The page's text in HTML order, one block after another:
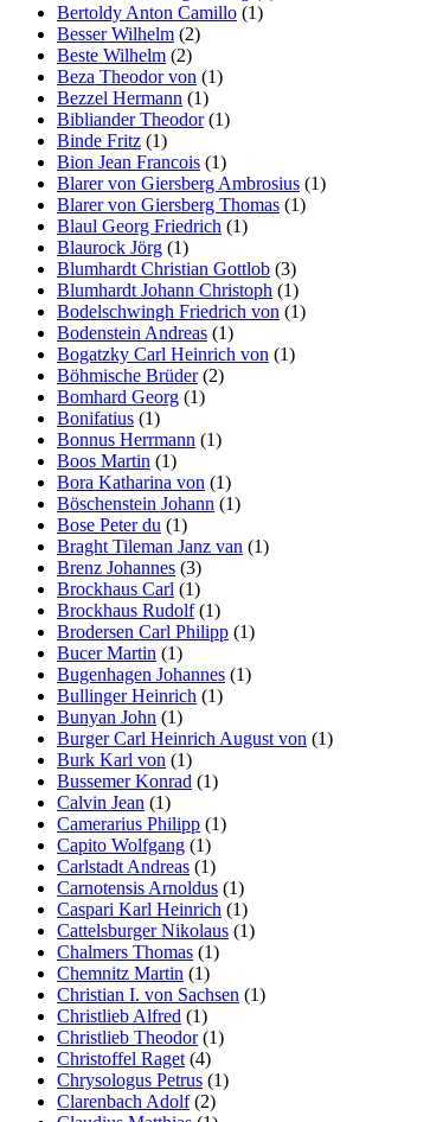
Bertoldy Anton Camillo (1)
Besser Wilhelm (2)
Beste Wilhelm (2)
Beza Theodor von (1)
Bezzel Hermann (1)
Bibliander Theodor(1)
Binde Fritz (1)
Bion Jean Francois (1)
Blarer von Giersberg Ambrosius (1)
Blarer von Giersberg Thomas (1)
Blaul Georg Friedrich (1)
Blaurock Jörg (1)
Blumhardt Christian Gottlob (3)
Blumhardt Johann Christoph (1)
Bodelschwingh Friedrich von (1)
Bodenstein Andreas (1)
Bogatzky Carl Heinrich von (1)
Böhmische Brüder(2)
Bomhard Georg (1)
Bonifatius (1)
Bonnus Herrmann (1)
Boos Martin (1)
Bora Katharina von (1)
Böschenstein Johann (1)
Bose Peter du (1)
Braght Tileman Janz van (1)
Brenz Johannes (3)
Brockhaus Carl (1)
Brockhaus Rudolf(1)
Brodersen Carl Philipp (1)
Bucer Martin (1)
Bugenhagen Johannes (1)
Bullinger Heinrich (1)
Bunyan John (1)
Burger Carl Heinrich August von (1)
Burk Karl von (1)
Bussemer Konrad (1)
Calvin Jean (1)
Camerarius Philipp (1)
Capito Wolfgang (1)
Carlstadt Andreas (1)
Carnotensis Arnoldus (1)
Caspari Karl Heinrich (1)
Cattelsburger Nikolaus (1)
Chalmers Thomas (1)
Chemnitz Martin (1)
Christian I. von Sachsen (1)
Christlieb Alfred (1)
Christlieb Theodor(1)
Christoffel Raget (4)
Chrysologus Petrus (1)
Clarenbach Adolf(2)